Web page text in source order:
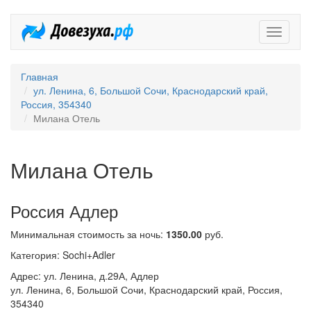
Главная
ул. Ленина, 6, Большой Сочи, Краснодарский край,
Россия, 354340
Милана Отель
Милана Отель
Россия Адлер
Минимальная стоимость за ночь: 1350.00 руб.
Категория: Sochi+Adler
Адрес: ул. Ленина, д.29А, Адлер
ул. Ленина, 6, Большой Сочи, Краснодарский край, Россия,
354340